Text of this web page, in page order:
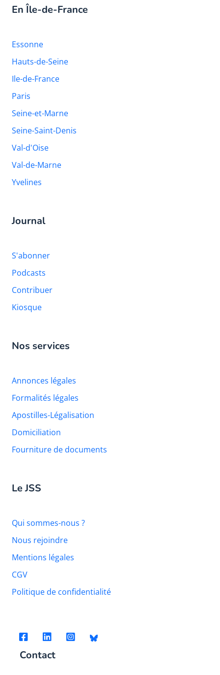
En Île-de-France
Essonne
Hauts-de-Seine
Ile-de-France
Paris
Seine-et-Marne
Seine-Saint-Denis
Val-d'Oise
Val-de-Marne
Yvelines
Journal
S'abonner
Podcasts
Contribuer
Kiosque
Nos services
Annonces légales
Formalités légales
Apostilles-Légalisation
Domiciliation
Fourniture de documents
Le JSS
Qui sommes-nous ?
Nous rejoindre
Mentions légales
CGV
Politique de confidentialité
Contact